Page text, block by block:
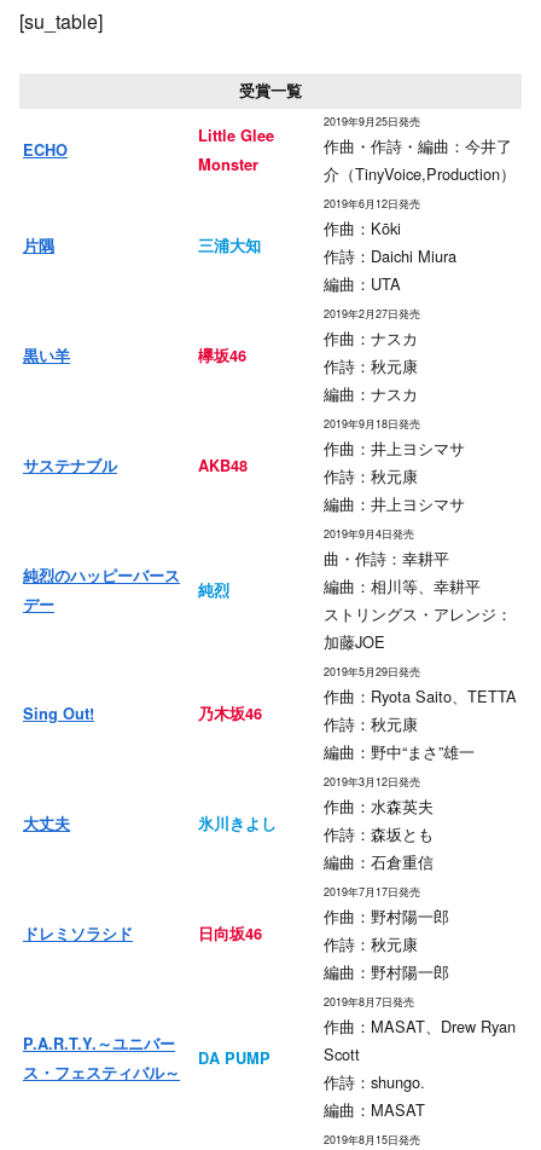
[su_table]
受賞一覧
ECHO
Little Glee
Monster
2019年9月25日発売
作曲・作詩・編曲：今井了
介（TinyVoice,Production）
片隅 三浦大知
2019年6月12日発売
作曲：Kōki
作詩：Daichi Miura
編曲：UTA
黒い羊 欅坂46
2019年2月27日発売
作曲：ナスカ
作詩：秋元康
編曲：ナスカ
サステナブル AKB48
2019年9月18日発売
作曲：井上ヨシマサ
作詩：秋元康
編曲：井上ヨシマサ
純烈のハッピーバース
デー
純烈
2019年9月4日発売
曲・作詩：幸耕平
編曲：相川等、幸耕平
ストリングス・アレンジ：
加藤JOE
Sing Out! 乃木坂46
2019年5月29日発売
作曲：Ryota Saito、TETTA
作詩：秋元康
編曲：野中“まさ”雄一
大丈夫 氷川きよし
2019年3月12日発売
作曲：水森英夫
作詩：森坂とも
編曲：石倉重信
ドレミソラシド 日向坂46
2019年7月17日発売
作曲：野村陽一郎
作詩：秋元康
編曲：野村陽一郎
P.A.R.T.Y.～ユニバー
ス・フェスティバル～
DA PUMP
2019年8月7日発売
作曲：MASAT、Drew Ryan
Scott
作詩：shungo.
編曲：MASAT
2019年8月15日発売